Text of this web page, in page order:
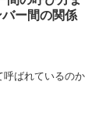
ー間の関係